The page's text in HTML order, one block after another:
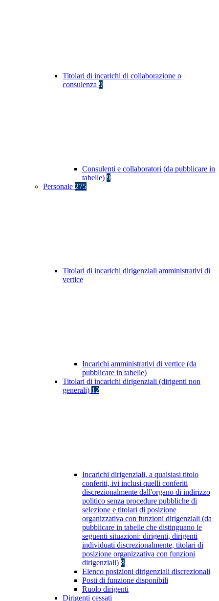
Titolari di incarichi di collaborazione o
consulenza 9
Consulenti e collaboratori (da pubblicare in
tabelle) 9
Personale 275
Titolari di incarichi dirigenziali amministrativi di
vertice
Incarichi amministrativi di vertice (da
pubblicare in tabelle)
Titolari di incarichi dirigenziali (dirigenti non
generali) 12
Incarichi dirigenziali, a qualsiasi titolo
conferiti, ivi inclusi quelli conferiti
discrezionalmente dall'organo di indirizzo
politico senza procedure pubbliche di
selezione e titolari di posizione
organizzativa con funzioni dirigenziali (da
pubblicare in tabelle che distinguano le
seguenti situazioni: dirigenti, dirigenti
individuati discrezionalmente, titolari di
posizione organizzativa con funzioni
dirigenziali) 8
Elenco posizioni dirigenziali discrezionali
Posti di funzione disponibili
Ruolo dirigenti
Dirigenti cessati